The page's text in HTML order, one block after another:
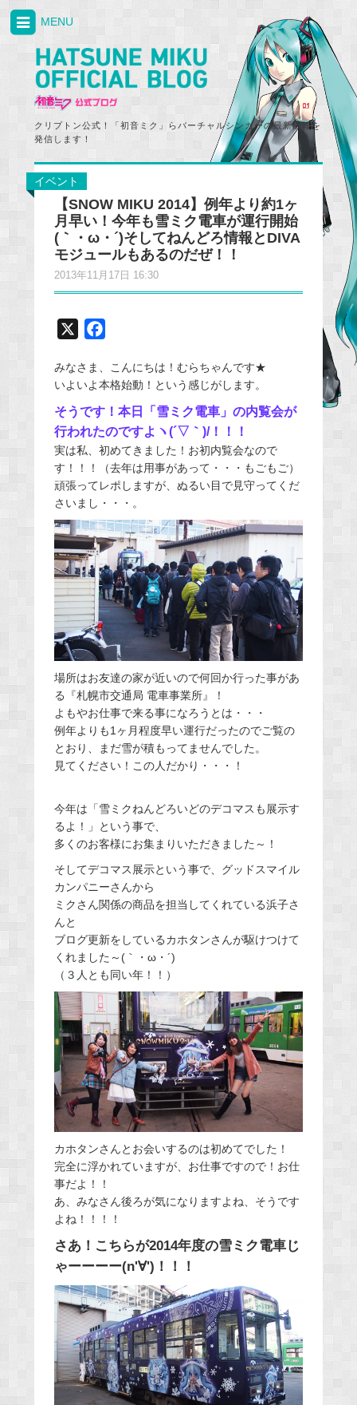
クリプトン公式！「初音ミク」らバーチャルシンガーの最新情報を
発信します！
MENU
イベント
【SNOW MIKU 2014】例年より約1ヶ
月早い！今年も雪ミク電車が運行開始
(｀・ω・´)そしてねんどろ情報とDIVA
モジュールもあるのだぜ！！
2013年11月17日 16:30
c
e
b
o
o
k
みなさま、こんにちは！むらちゃんです★
いよいよ本格始動！という感じがします。
そうです！本日「雪ミク電車」の内覧会が
行われたのですよヽ(´▽｀)/！！！
実は私、初めてきました！お初内覧会なので
す！！！（去年は用事があって・・・もごもご）
頑張ってレポしますが、ぬるい目で見守ってくだ
さいまし・・・。
場所はお友達の家が近いので何回か行った事があ
る『札幌市交通局 電車事業所』！
よもやお仕事で来る事になろうとは・・・
例年よりも1ヶ月程度早い運行だったのでご覧の
とおり、まだ雪が積もってませんでした。
見てください！この人だかり・・・！
今年は「雪ミクねんどろいどのデコマスも展示す
るよ！」という事で、
多くのお客様にお集まりいただきました～！
そしてデコマス展示という事で、グッドスマイル
カンパニーさんから
ミクさん関係の商品を担当してくれている浜子さ
んと
ブログ更新をしているカホタンさんが駆けつけて
くれました～(｀・ω・´)
（３人とも同い年！！）
カホタンさんとお会いするのは初めてでした！
完全に浮かれていますが、お仕事ですので！お仕
事だよ！！
あ、みなさん後ろが気になりますよね、そうです
よね！！！！
さあ！こちらが2014年度の雪ミク電車じ
ゃーーーー(n'∀')！！！